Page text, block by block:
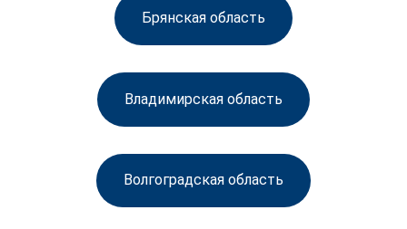
Брянская область
Владимирская область
Волгоградская область